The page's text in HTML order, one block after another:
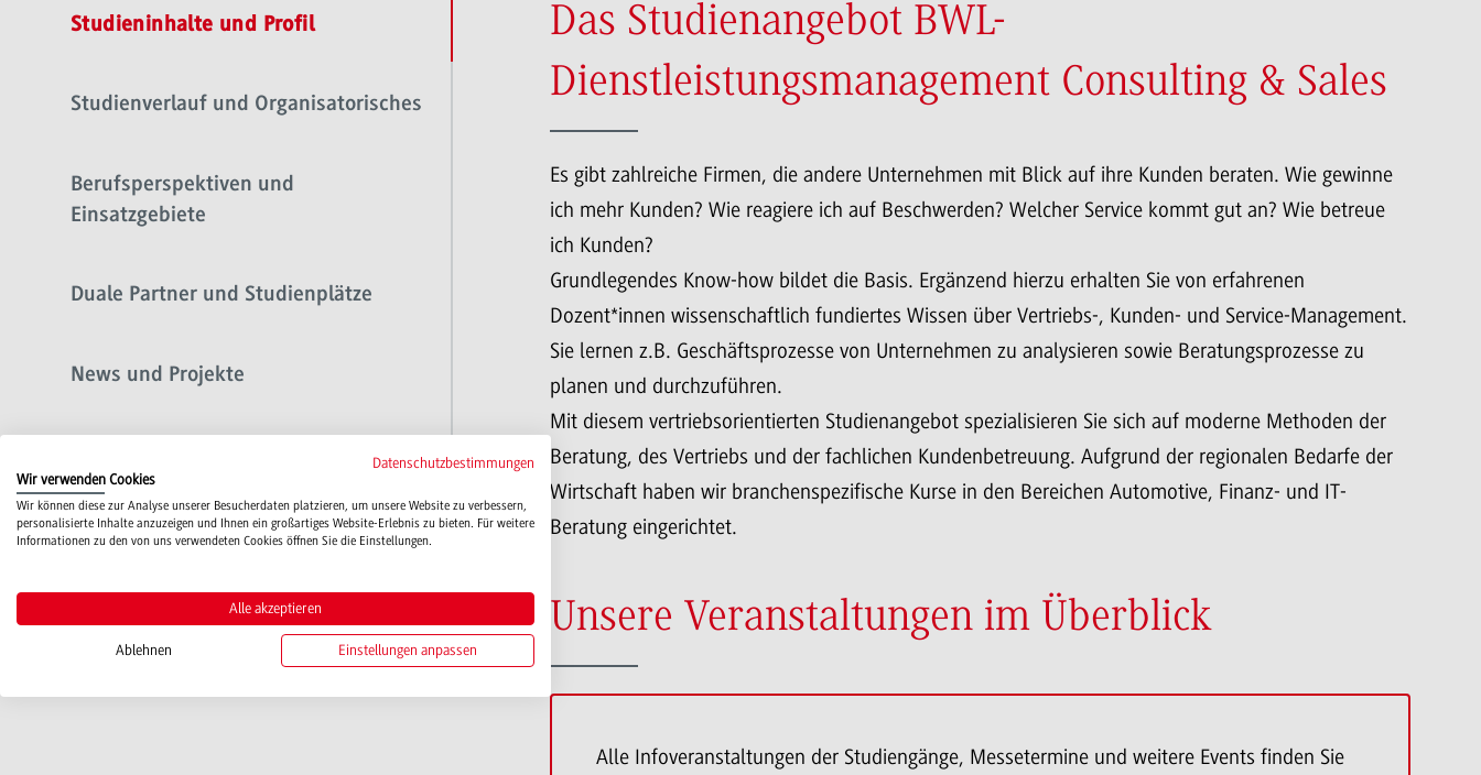
Studieninhalte und Profil
Studienverlauf und Organisatorisches
Berufsperspektiven und
Einsatzgebiete
Duale Partner und Studienplätze
News und Projekte
Downloads
Das Studienangebot BWL-
Dienstleistungsmanagement Consulting & Sales
Es gibt zahlreiche Firmen, die andere Unternehmen mit Blick auf ihre Kunden beraten. Wie gewinne
ich mehr Kunden? Wie reagiere ich auf Beschwerden? Welcher Service kommt gut an? Wie betreue
ich Kunden?
Grundlegendes Know-how bildet die Basis. Ergänzend hierzu erhalten Sie von erfahrenen
Dozent*innen wissenschaftlich fundiertes Wissen über Vertriebs-, Kunden- und Service-Management.
Sie lernen z.B. Geschäftsprozesse von Unternehmen zu analysieren sowie Beratungsprozesse zu
planen und durchzuführen.
Mit diesem vertriebsorientierten Studienangebot spezialisieren Sie sich auf moderne Methoden der
Beratung, des Vertriebs und der fachlichen Kundenbetreuung. Aufgrund der regionalen Bedarfe der
Wirtschaft haben wir branchenspezifische Kurse in den Bereichen Automotive, Finanz- und IT-
Beratung eingerichtet.
Unsere Veranstaltungen im Überblick
Alle Infoveranstaltungen der Studiengänge, Messetermine und weitere Events finden Sie
Datenschutzbestimmungen
Wir verwenden Cookies
Wir können diese zur Analyse unserer Besucherdaten platzieren, um unsere Website zu verbessern,
personalisierte Inhalte anzuzeigen und Ihnen ein großartiges Website-Erlebnis zu bieten. Für weitere
Informationen zu den von uns verwendeten Cookies öffnen Sie die Einstellungen.
Alle akzeptieren
Ablehnen Einstellungen anpassen